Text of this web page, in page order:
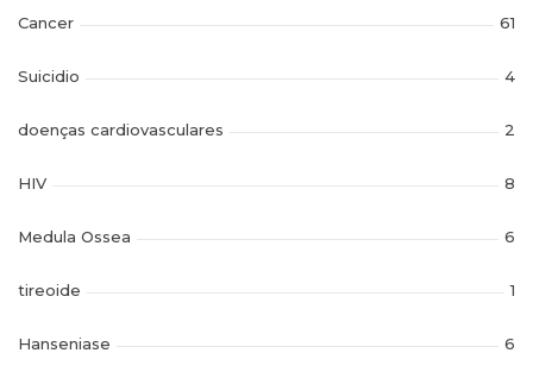
Cancer 61
Suicidio 4
doenças cardiovasculares 2
HIV 8
Medula Ossea 6
tireoide 1
Hanseniase 6